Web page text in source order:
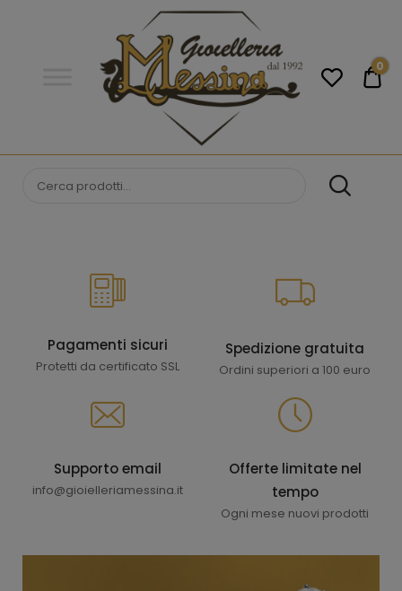
donna. Acquista online i migliori
0
Pagamenti sicuri
Protetti da certificato SSL
Spedizione gratuita
Ordini superiori a 100 euro
Supporto email
info@gioielleriamessina.it
Offerte limitate nel
tempo
Ogni mese nuovi prodotti